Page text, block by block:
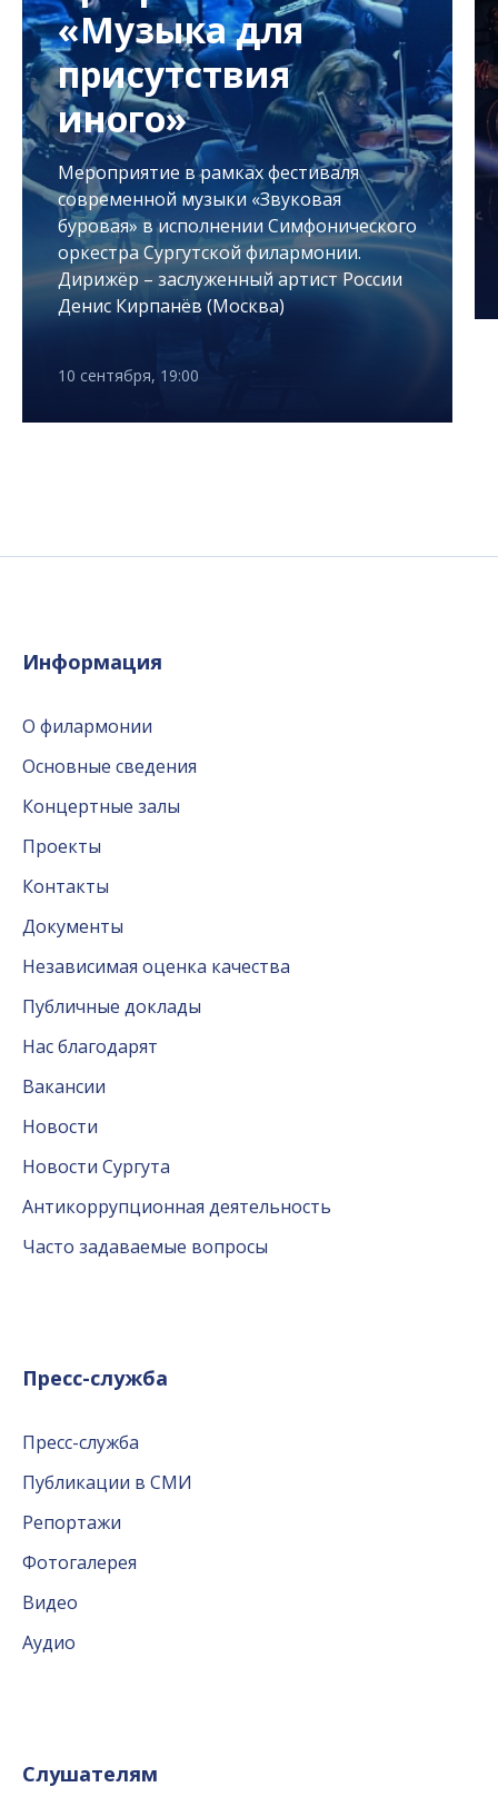
«Музыка для
присутствия
иного»
Мероприятие в рамках фестиваля
современной музыки «Звуковая
буровая» в исполнении Симфонического
оркестра Сургутской филармонии.
Дирижёр – заслуженный артист России
Денис Кирпанёв (Москва)
10 сентября, 19:00
Информация
О филармонии
Основные сведения
Концертные залы
Проекты
Контакты
Документы
Независимая оценка качества
Публичные доклады
Нас благодарят
Вакансии
Новости
Новости Сургута
Антикоррупционная деятельность
Часто задаваемые вопросы
Пресс-служба
Пресс-служба
Публикации в СМИ
Репортажи
Фотогалерея
Видео
Аудио
Слушателям